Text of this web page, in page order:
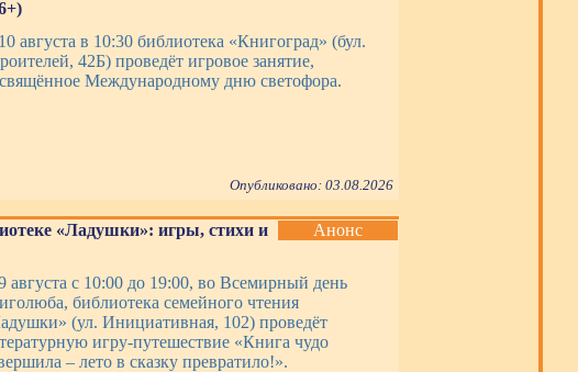
10 августа в 10:30 библиотека «Книгоград» (бул.
42Б) проведёт игровое занятие,
Международному дню светофора.
Опубликовано: 03.08.2026
«Ладушки»: игры, стихи и
Анонс
августа с 10:00 до 19:00, во Всемирный день
библиотека семейного чтения
(ул. Инициативная, 102) проведёт
игру-путешествие «Книга чудо
– лето в сказку превратило!».